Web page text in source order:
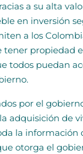
a su alta
en inversión
a los
tener propiedad
todos puedan
por el
adquisición de
la información
otorga el